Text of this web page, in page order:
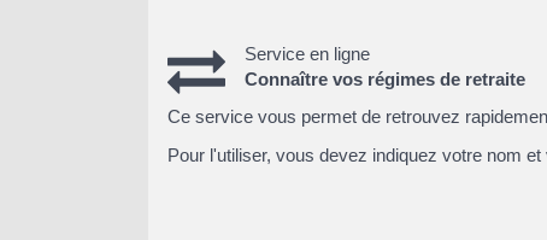
Service en ligne
Connaître vos régimes de retraite
Ce service vous permet de retrouvez
Pour l'utiliser, vous devez indiquez votre nom